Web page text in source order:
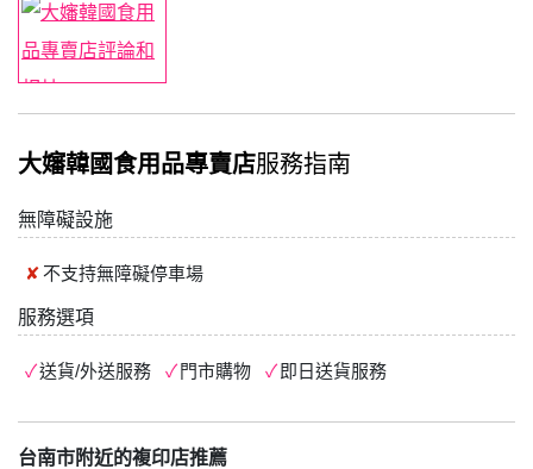
大嬸韓國食用品專賣店服務指南
無障礙設施
不支持無障礙停車場
服務選項
送貨/外送服務 門市購物 即日送貨服務
台南市附近的複印店推薦